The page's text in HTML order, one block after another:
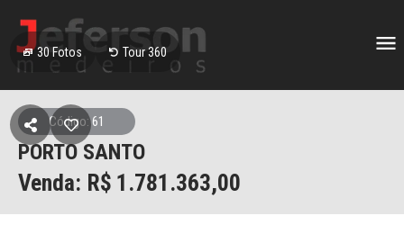
30 Fotos Tour 360
Código: 61
PORTO SANTO
Venda: R$ 1.781.363,00